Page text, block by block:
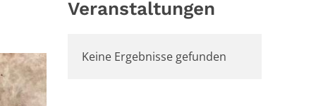
Veranstaltungen
Keine Ergebnisse gefunden